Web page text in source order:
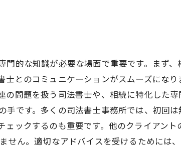
門的な知識が必要な場面で重要です。まず
士とのコミュニケーションがスムーズにな
問題を扱う司法書士や、相続に特化した
手です。多くの司法書士事務所では、初回
ックするのも重要です。他のクライアン
せん。適切なアドバイスを受けるためには